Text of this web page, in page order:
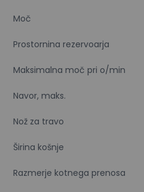
Moč
Prostornina rezervoarja
Maksimalna moč pri o/min
Navor, maks.
Nož za travo
Širina košnje
Razmerje kotnega prenosa